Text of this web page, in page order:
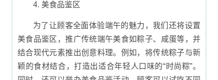
4. 美食品鉴区
为了让顾客全面体验端午的魅力，我们还将设置
美食品鉴区，推广传统端午美食如粽子、咸蛋等，并
结合现代元素推出创意料理。例如，将传统粽子与新
颖的食材结合，打造出适合年轻人口味的“时尚粽”。